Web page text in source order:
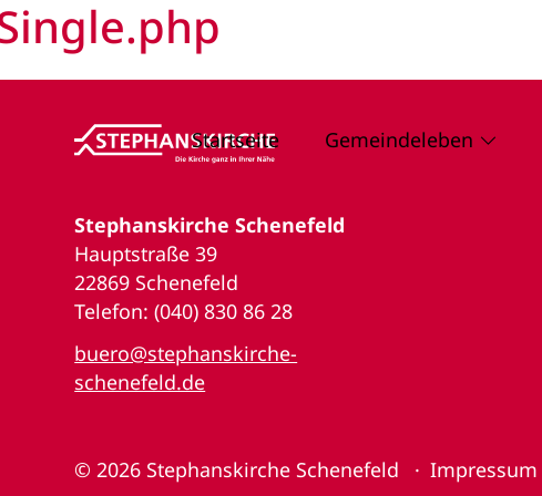
Startseite Gemeindeleben
Stephanskirche Schenefeld
Hauptstraße 39
22869 Schenefeld
Telefon: (040) 830 86 28
buero@stephanskirche-
schenefeld.de
© 2026 Stephanskirche Schenefeld Impressum